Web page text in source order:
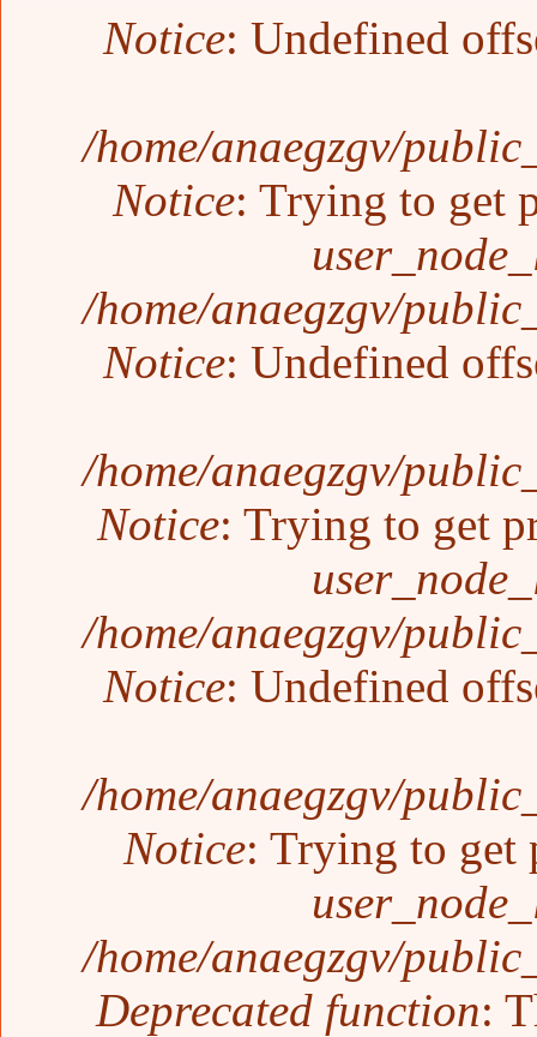
Mensaje de error
Notice: Undefined
/home/anaegzgv/
Notice: Trying to get
/home/anaegzgv/
Notice: Undefined
/home/anaegzgv/
Notice: Trying to get
/home/anaegzgv/
Notice: Undefined
/home/anaegzgv/
Notice: Trying to get
/home/anaegzgv/
Deprecated function: